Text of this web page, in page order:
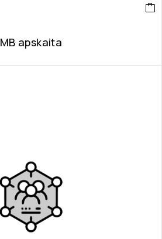
MB apskaita